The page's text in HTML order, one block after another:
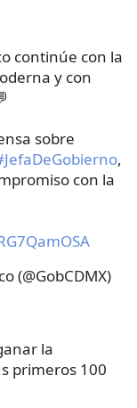
continúe con la
y con
sobre
,
con la
(@GobCDMX)
la
primeros 100